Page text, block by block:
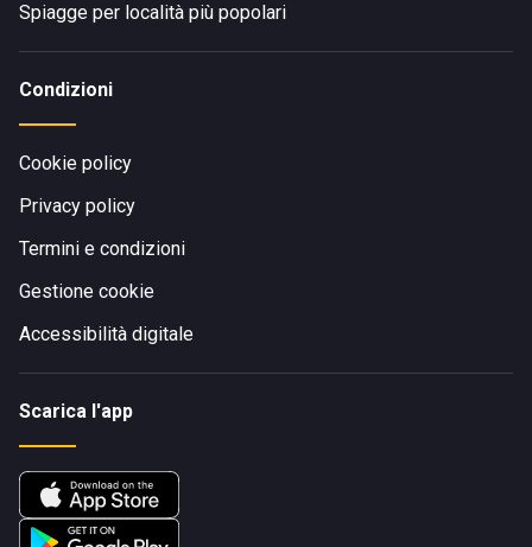
Spiagge per località più popolari
Condizioni
Cookie policy
Privacy policy
Termini e condizioni
Gestione cookie
Accessibilità digitale
Scarica l'app